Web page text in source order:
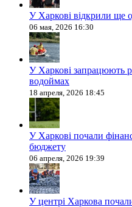
У Харкові відкрили
06 мая, 2026 16:30
У Харкові запрацюють
водоймах
18 апреля, 2026 18:45
У Харкові почали
бюджету
06 апреля, 2026 19:39
У центрі Харкова